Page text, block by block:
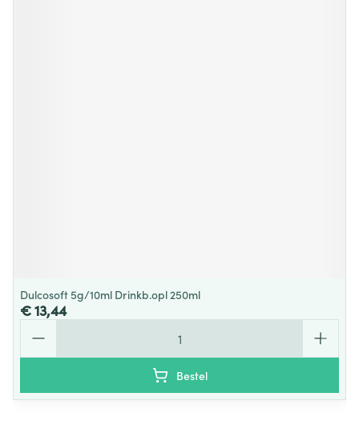
Dulcosoft 5g/10ml Drinkb.opl 250ml
€ 13,44
Bestel